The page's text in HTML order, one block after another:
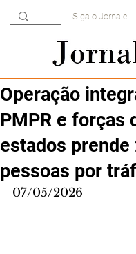
Siga o Jornale
Operação
PMPR e forças
estados prende
pessoas por
07/05/2026